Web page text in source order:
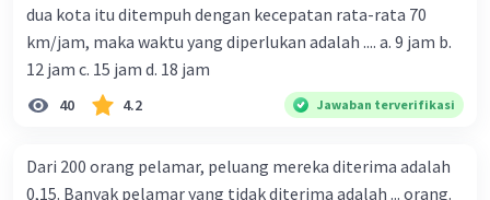
dua kota itu ditempuh dengan kecepatan rata-rata 70
km/jam, maka waktu yang diperlukan adalah .... a. 9 jam b.
12 jam c. 15 jam d. 18 jam
40 4.2 Jawaban terverifikasi
Dari 200 orang pelamar, peluang mereka diterima adalah
0,15. Banyak pelamar yang tidak diterima adalah ... orang.